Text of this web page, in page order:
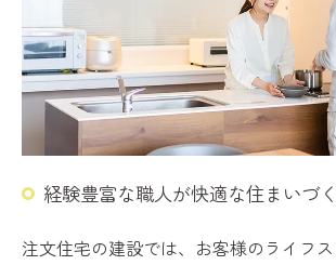
経験豊富な職人が快適な住まいづ
注文住宅の建設では、お客様のライフ